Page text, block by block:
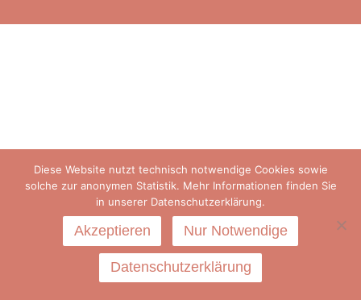
Diese Website nutzt technisch notwendige Cookies sowie
solche zur anonymen Statistik. Mehr Informationen finden Sie
in unserer Datenschutzerklärung.
Akzeptieren Nur Notwendige
Datenschutzerklärung